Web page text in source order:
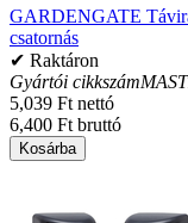
GARDENGATE
csatornás
✔ Raktáron
Gyártói cikkszám
5,039 Ft nettó
6,400 Ft bruttó
Kosárba